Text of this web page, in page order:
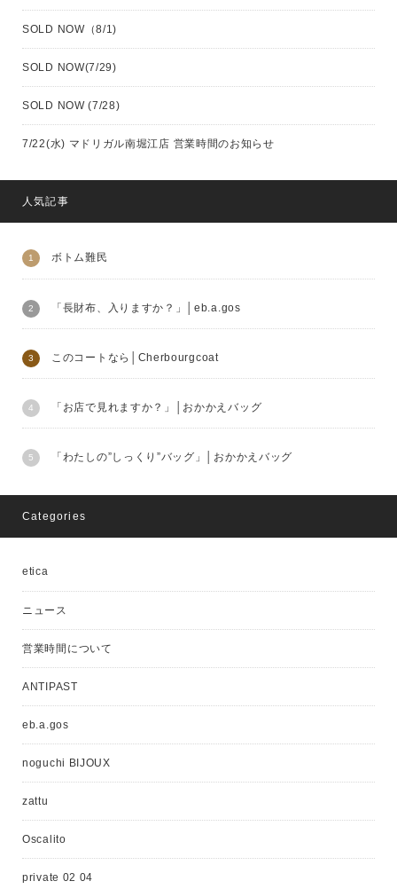
SOLD NOW（8/1)
SOLD NOW(7/29)
SOLD NOW (7/28)
7/22(水) マドリガル南堀江店 営業時間のお知らせ
人気記事
ボトム難民
「長財布、入りますか？」│eb.a.gos
このコートなら│Cherbourgcoat
「お店で見れますか？」│おかかえバッグ
「わたしの”しっくり”バッグ」│おかかえバッグ
Categories
etica
ニュース
営業時間について
ANTIPAST
eb.a.gos
noguchi BIJOUX
zattu
Oscalito
private 02 04